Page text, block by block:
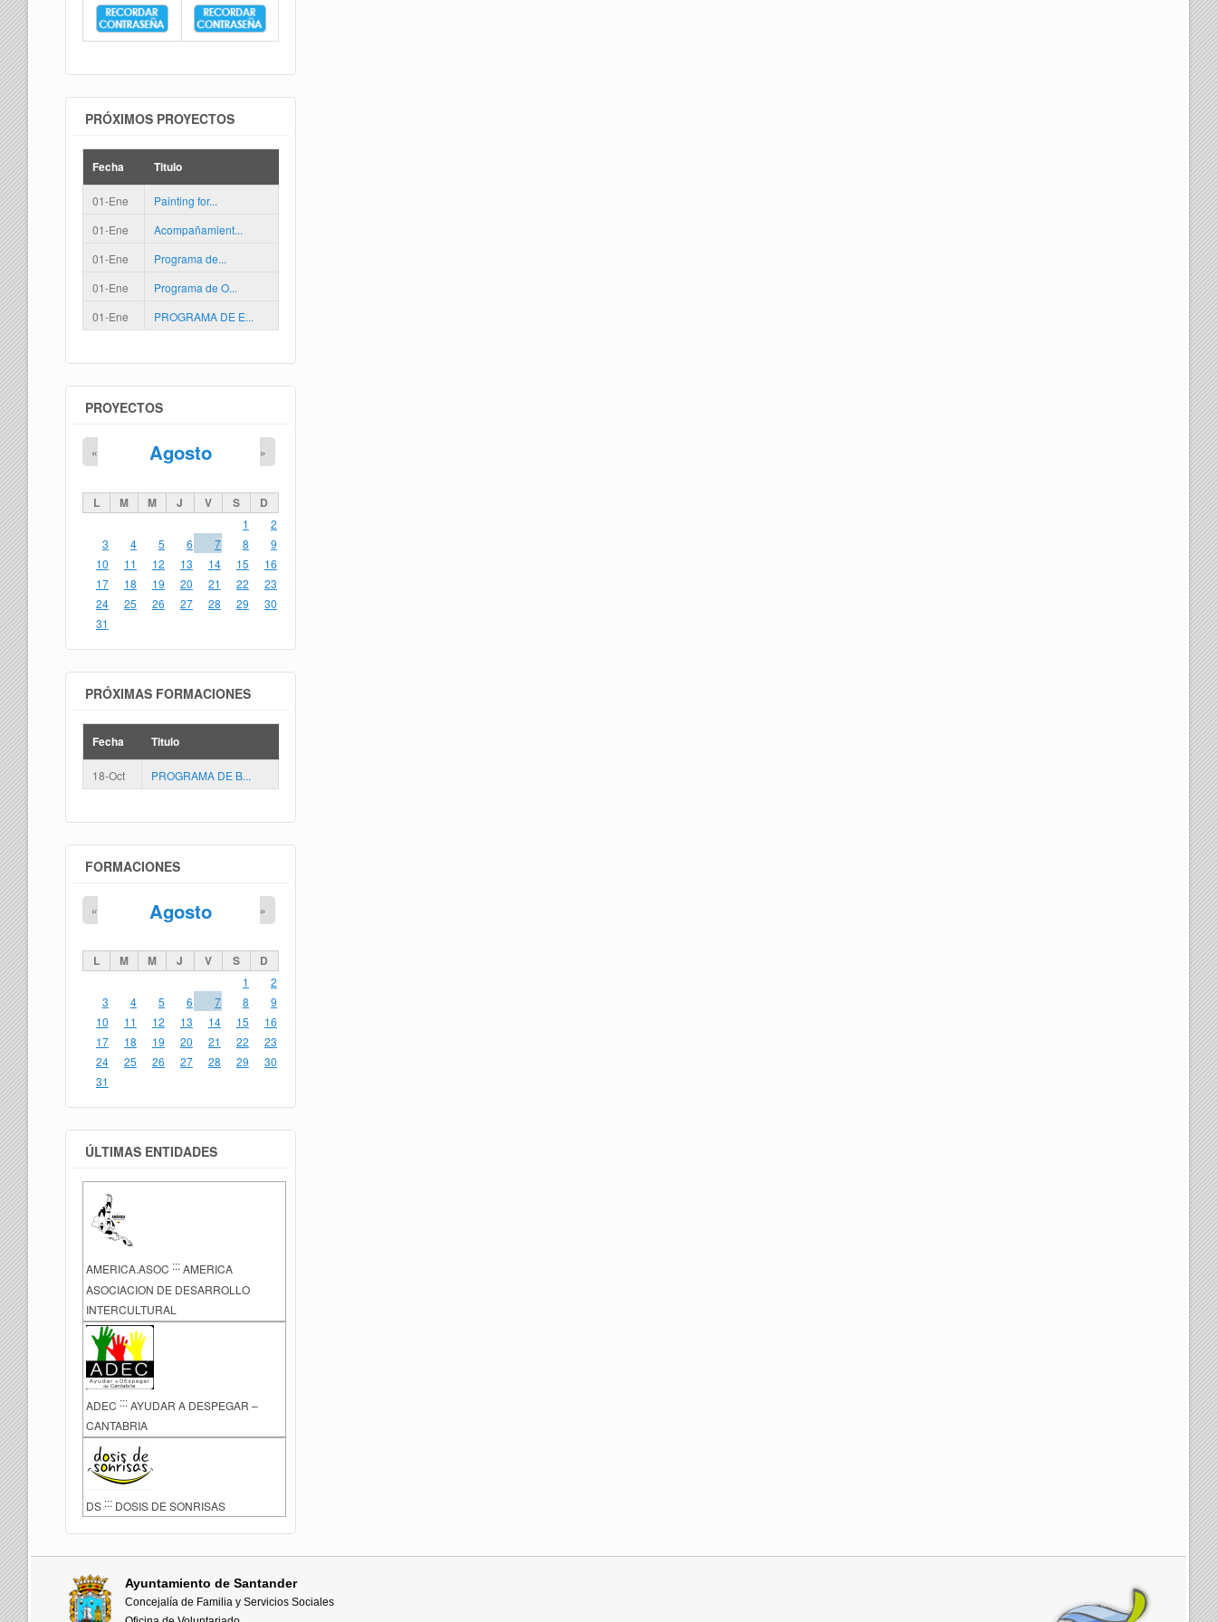
PRÓXIMOS PROYECTOS
Fecha Titulo
01-Ene
Painting for...
01-Ene
Acompañamient...
01-Ene
Programa de...
01-Ene
Programa de O...
01-Ene
PROGRAMA DE E...
PROYECTOS
Agosto
« »
L M M J V S D
1
2
3
4 5 6 7 8
9
10
11 12 13 14 15
16
17
18 19 20 21 22
23
24
25 26 27 28 29
30
31
PRÓXIMAS FORMACIONES
Fecha Titulo
18-Oct PROGRAMA DE B...
FORMACIONES
Agosto
« »
L M M J V S D
1
2
3
4 5 6 7 8
9
10
11 12 13 14 15
16
17
18 19 20 21 22
23
24
25 26 27 28 29
30
31
ÚLTIMAS ENTIDADES
AMERICA.ASOC :::AMERICA
ASOCIACION DE DESARROLLO
INTERCULTURAL
ADEC ::: AYUDAR A DESPEGAR –
CANTABRIA
DS ::: DOSIS DE SONRISAS
Ayuntamiento de Santander
Concejalía de Familia y Servicios Sociales